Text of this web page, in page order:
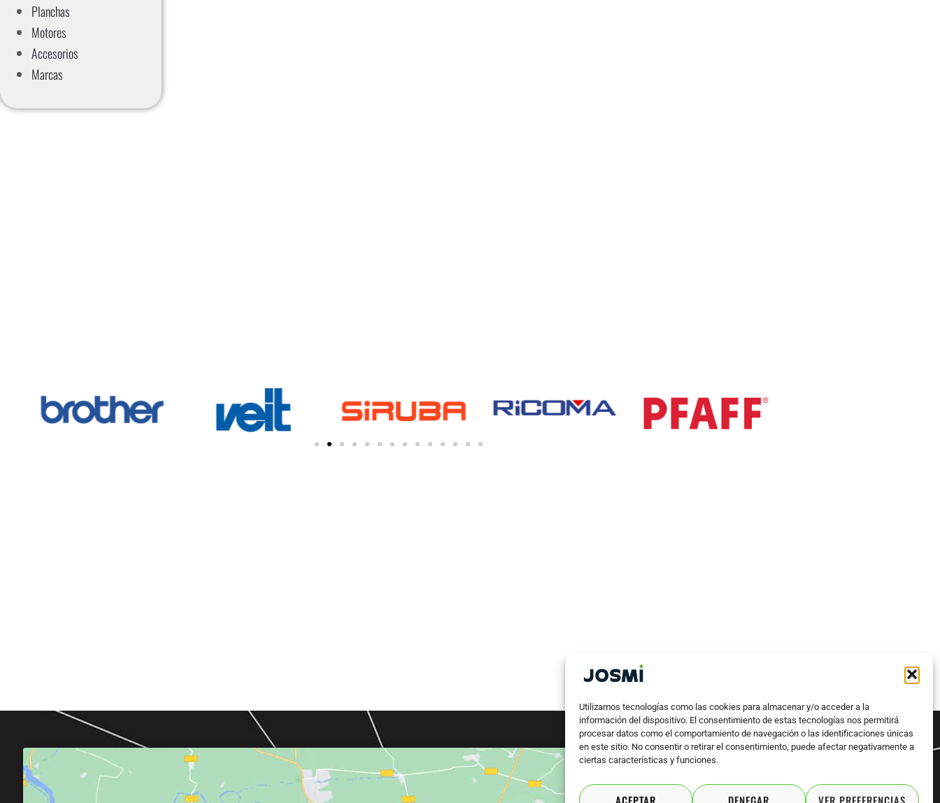
Utilizamos tecnologías como las cookies para almacenar y/o acceder a la
información del dispositivo. El consentimiento de estas tecnologías nos permitirá
procesar datos como el comportamiento de navegación o las identificaciones únicas
en este sitio. No consentir o retirar el consentimiento, puede afectar negativamente a
ciertas características y funciones.
ACEPTAR DENEGAR VER PREFERENCIAS
Planchas
Motores
Accesorios
Marcas